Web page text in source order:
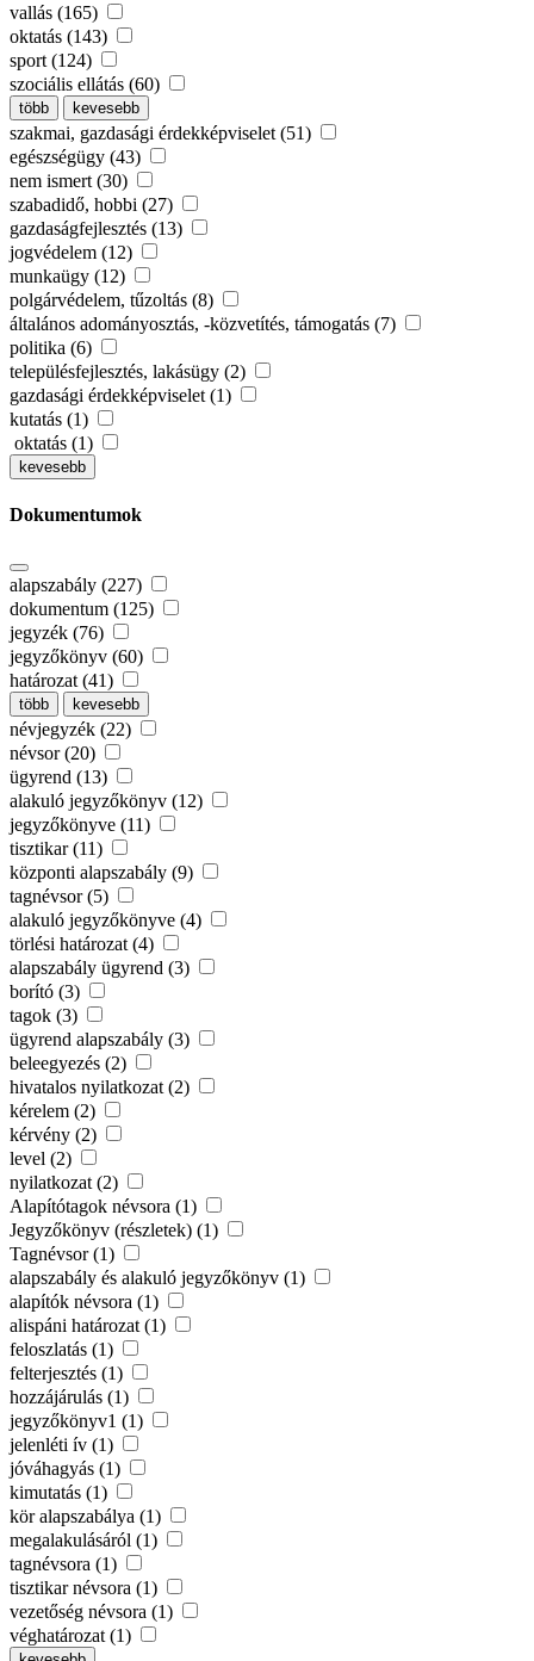
vallás (165)
oktatás (143)
sport (124)
szociális ellátás (60)
több kevesebb
szakmai, gazdasági érdekképviselet (51)
egészségügy (43)
nem ismert (30)
szabadidő, hobbi (27)
gazdaságfejlesztés (13)
jogvédelem (12)
munkaügy (12)
polgárvédelem, tűzoltás (8)
általános adományosztás, -közvetítés, támogatás (7)
politika (6)
településfejlesztés, lakásügy (2)
gazdasági érdekképviselet (1)
kutatás (1)
oktatás (1)
kevesebb
Dokumentumok
alapszabály (227)
dokumentum (125)
jegyzék (76)
jegyzőkönyv (60)
határozat (41)
több kevesebb
névjegyzék (22)
névsor (20)
ügyrend (13)
alakuló jegyzőkönyv (12)
jegyzőkönyve (11)
tisztikar (11)
központi alapszabály (9)
tagnévsor (5)
alakuló jegyzőkönyve (4)
törlési határozat (4)
alapszabály ügyrend (3)
borító (3)
tagok (3)
ügyrend alapszabály (3)
beleegyezés (2)
hivatalos nyilatkozat (2)
kérelem (2)
kérvény (2)
level (2)
nyilatkozat (2)
Alapítótagok névsora (1)
Jegyzőkönyv (részletek) (1)
Tagnévsor (1)
alapszabály és alakuló jegyzőkönyv (1)
alapítók névsora (1)
alispáni határozat (1)
feloszlatás (1)
felterjesztés (1)
hozzájárulás (1)
jegyzőkönyv1 (1)
jelenléti ív (1)
jóváhagyás (1)
kimutatás (1)
kör alapszabálya (1)
megalakulásáról (1)
tagnévsora (1)
tisztikar névsora (1)
vezetőség névsora (1)
véghatározat (1)